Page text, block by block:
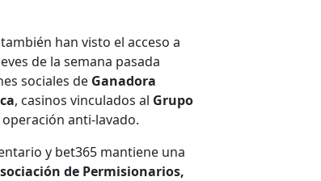
tam­bién han vis­to el acce­so a
de la sem­ana pasa­da
sociales de Ganado­ra
, casi­nos vin­cu­la­dos al Grupo
anti-lava­do.
y bet365 mantiene una
de Per­mi­sion­ar­ios,